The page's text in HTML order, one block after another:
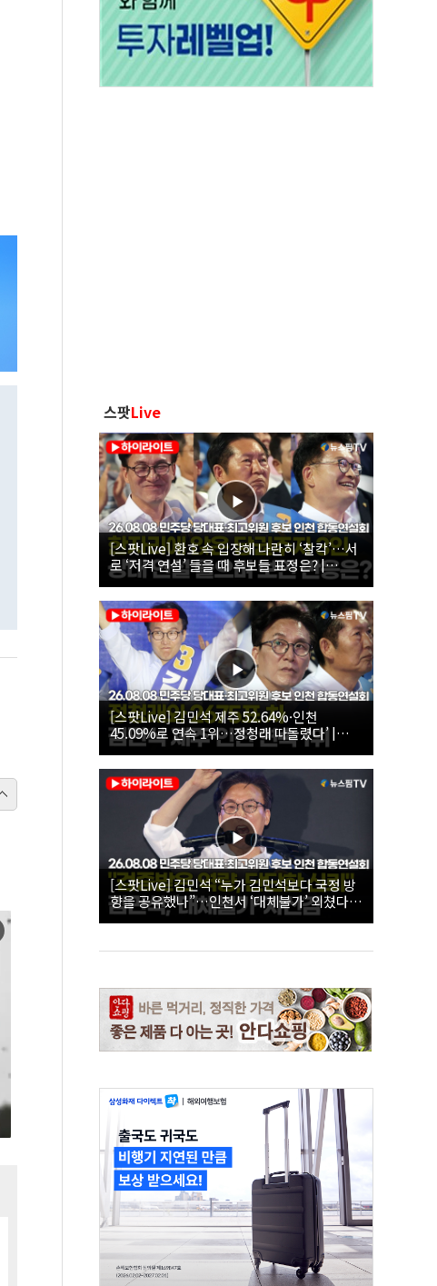
스팟Live
[스팟Live] 환호 속 입장해 나란히 ‘찰칵’…서
로 ‘저격 연설’ 들을 때 후보들 표정은? |
26.08.08 더불어민주당 당대표·최고위원 후
보 인천 합동연설회
[스팟Live] 김민석 제주 52.64%·인천
45.09%로 연속 1위…정청래 따돌렸다’ |
26.08.08 더불어민주당 당대표·최고위원 후
보 인천 합동연설회
[스팟Live] 김민석 “누가 김민석보다 국정 방
향을 공유했나”…인천서 ‘대체불가’ 외쳤다 |
26.08.08 더불어민주당 당대표·최고위원 후